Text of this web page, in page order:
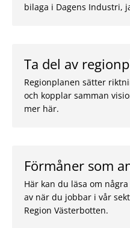
bilaga i Dagens Industri,
Ta del av
Regionplanen sätter
och kopplar samman
mer här.
Förmåner som
Här kan du läsa om
av när du jobbar i vår
Region Västerbotten.